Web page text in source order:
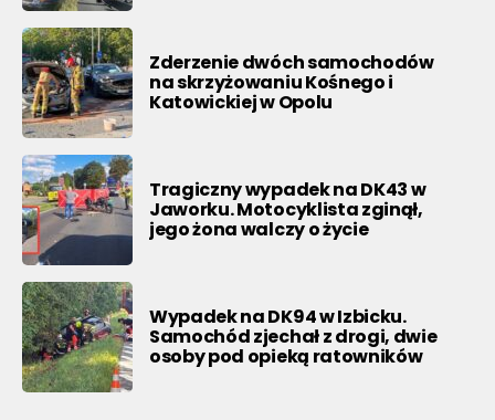
Zderzenie dwóch samochodów
na skrzyżowaniu Kośnego i
Katowickiej w Opolu
Tragiczny wypadek na DK43 w
Jaworku. Motocyklista zginął,
jego żona walczy o życie
Wypadek na DK94 w Izbicku.
Samochód zjechał z drogi, dwie
osoby pod opieką ratowników